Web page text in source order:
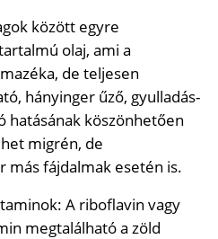
között egyre
olaj, ami a
de teljesen
hányinger űző, gyulladás-
hatásának köszönhetően
migrén, de
más fájdalmak esetén is.
A riboflavin vagy
megtalálható a zöld